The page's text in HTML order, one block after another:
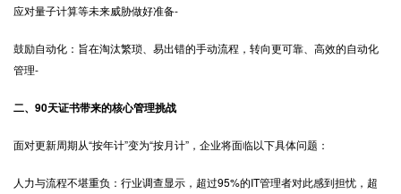
应对量子计算等未来威胁做好准备-
鼓励自动化：旨在淘汰繁琐、易出错的手动流程，转向更可靠、高效的自动化
管理-
二、90天证书带来的核心管理挑战
面对更新周期从“按年计”变为“按月计”，企业将面临以下具体问题：
人力与流程不堪重负：行业调查显示，超过95%的IT管理者对此感到担忧，超